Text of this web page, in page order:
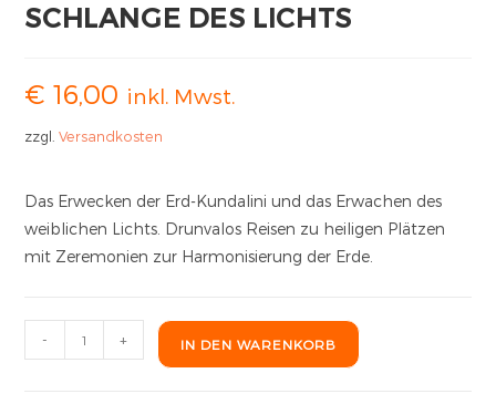
SCHLANGE DES LICHTS
€ 16,00 inkl. Mwst.
zzgl.Versandkosten
Das Erwecken der Erd-Kundalini und das Erwachen des
weiblichen Lichts. Drunvalos Reisen zu heiligen Plätzen
mit Zeremonien zur Harmonisierung der Erde.
- + IN DEN WARENKORB